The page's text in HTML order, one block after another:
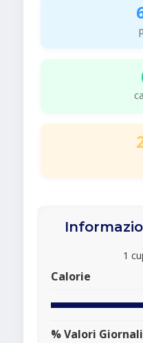
1
Calorie
% Valori